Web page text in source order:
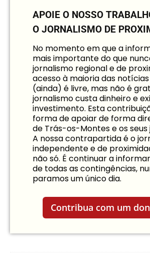
APOIE O NOSSO
O JORNALISMO DE
No momento em que a
mais importante do que
jornalismo regional e de
acesso à maioria das
(ainda) é livre, mas não é
jornalismo custa dinheiro e
investimento. Esta
forma de apoiar de forma
de Trás-os-Montes e os seus
A nossa contrapartida é o
independente e de
não só. É continuar a
de todas as contingências,
paramos um único dia.
Contribua com um